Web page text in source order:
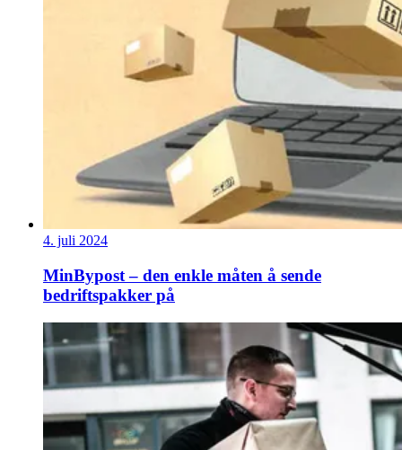
4. juli 2024
MinBypost – den enkle måten å sende
bedriftspakker på